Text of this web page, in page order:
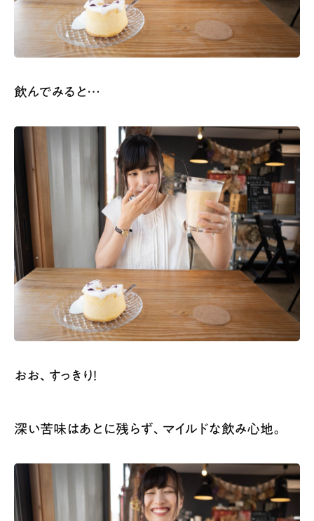
飲んでみると…
おお、すっきり！
深い苦味はあとに残らず、マイルドな飲み心地。